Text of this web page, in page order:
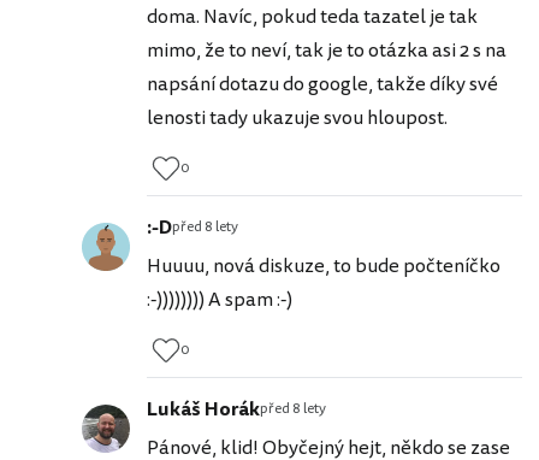
doma. Navíc, pokud teda tazatel je tak
mimo, že to neví, tak je to otázka asi 2 s na
napsání dotazu do google, takže díky své
lenosti tady ukazuje svou hloupost.
0
:-Dpřed 8 lety
Huuuu, nová diskuze, to bude počteníčko
:-)))))))) A spam :-)
0
Lukáš Horákpřed 8 lety
Pánové, klid! Obyčejný hejt, někdo se zase